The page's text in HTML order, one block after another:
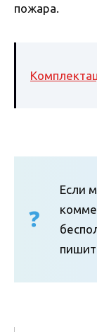
пожара.
Если